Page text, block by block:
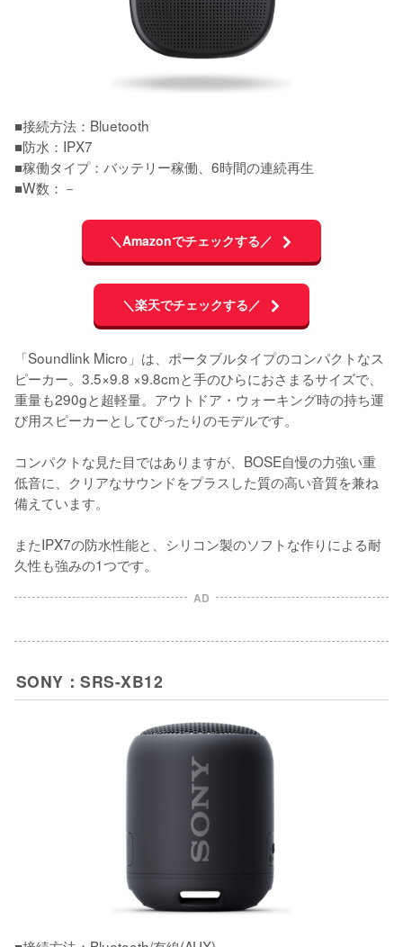
■接続方法：Bluetooth
■防水：IPX7
■稼働タイプ：バッテリー稼働、6時間の連続再生
■W数：－
＼Amazonでチェックする／
＼楽天でチェックする／
「Soundlink Micro」は、ポータブルタイプのコンパクトなス
ピーカー。3.5×9.8 ×9.8cmと手のひらにおさまるサイズで、
重量も290gと超軽量。アウトドア・ウォーキング時の持ち運
び用スピーカーとしてぴったりのモデルです。
コンパクトな見た目ではありますが、BOSE自慢の力強い重
低音に、クリアなサウンドをプラスした質の高い音質を兼ね
備えています。
またIPX7の防水性能と、シリコン製のソフトな作りによる耐
久性も強みの1つです。
AD
SONY：SRS-XB12